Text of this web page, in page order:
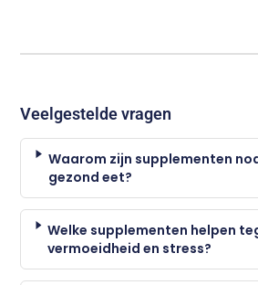
Veelgestelde vragen
Waarom zijn supplementen
gezond eet?
Welke supplementen helpen
vermoeidheid en stress?